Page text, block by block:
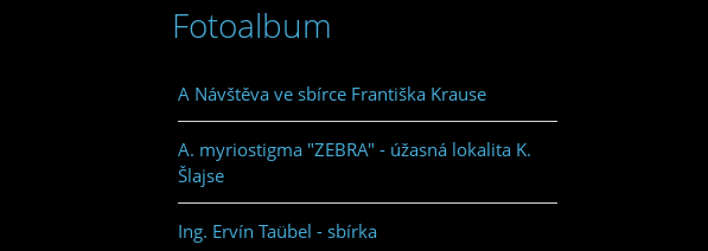
Fotoalbum
A Návštěva ve sbírce Františka Krause
A. myriostigma "ZEBRA" - úžasná lokalita K.
Šlajse
Ing. Ervín Taübel - sbírka